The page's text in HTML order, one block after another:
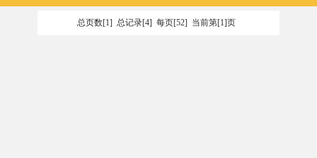
总页数[1] 总记录[4] 每页[52] 当前第[1]页